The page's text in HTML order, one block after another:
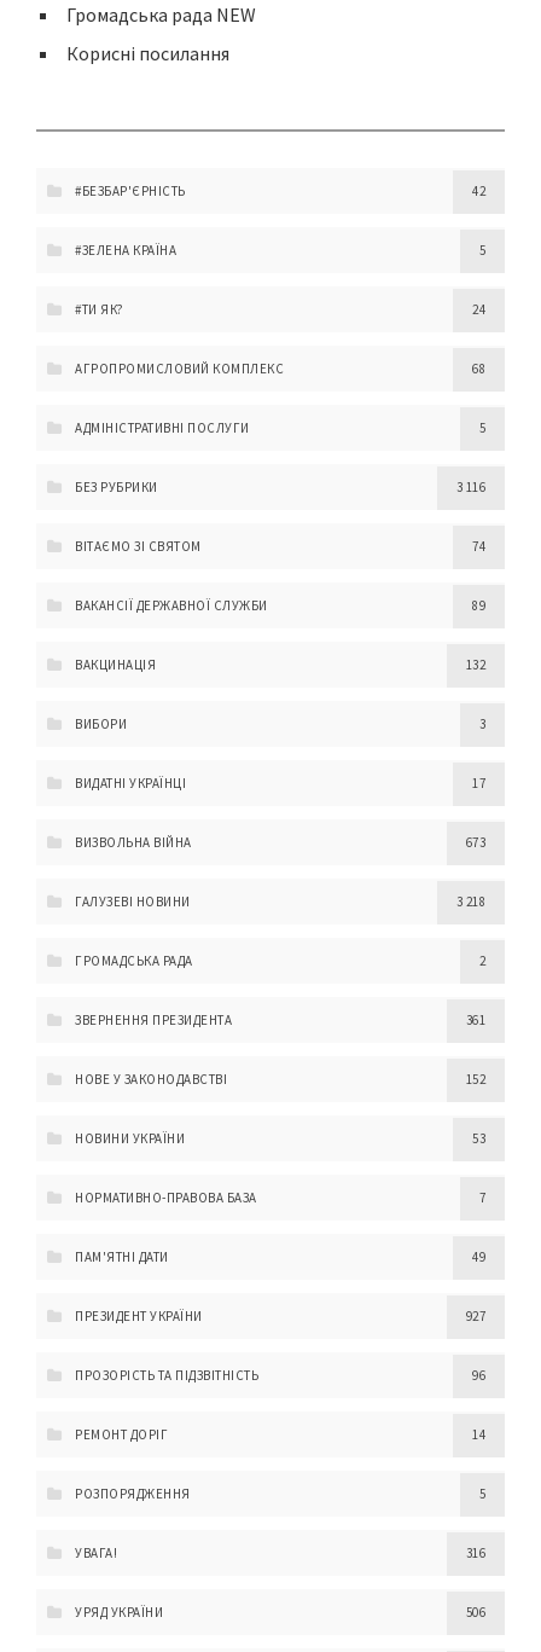
Громадська рада NEW
Корисні посилання
#БЕЗБАР'ЄРНІСТЬ 42
#ЗЕЛЕНА КРАЇНА 5
#ТИ ЯК? 24
АГРОПРОМИСЛОВИЙ КОМПЛЕКС 68
АДМІНІСТРАТИВНІ ПОСЛУГИ 5
БЕЗ РУБРИКИ 3 116
ВІТАЄМО ЗІ СВЯТОМ 74
ВАКАНСІЇ ДЕРЖАВНОЇ СЛУЖБИ 89
ВАКЦИНАЦІЯ 132
ВИБОРИ 3
ВИДАТНІ УКРАЇНЦІ 17
ВИЗВОЛЬНА ВІЙНА 673
ГАЛУЗЕВІ НОВИНИ 3 218
ГРОМАДСЬКА РАДА 2
ЗВЕРНЕННЯ ПРЕЗИДЕНТА 361
НОВЕ У ЗАКОНОДАВСТВІ 152
НОВИНИ УКРАЇНИ 53
НОРМАТИВНО-ПРАВОВА БАЗА 7
ПАМ'ЯТНІ ДАТИ 49
ПРЕЗИДЕНТ УКРАЇНИ 927
ПРОЗОРІСТЬ ТА ПІДЗВІТНІСТЬ 96
РЕМОНТ ДОРІГ 14
РОЗПОРЯДЖЕННЯ 5
УВАГА! 316
УРЯД УКРАЇНИ 506